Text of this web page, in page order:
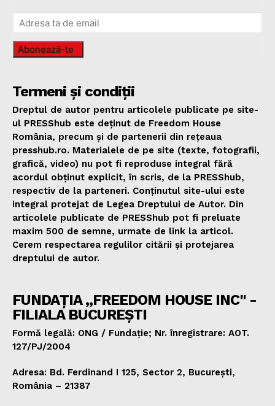
Abonează-te
Termeni și condiții
Dreptul de autor pentru articolele publicate pe site-
ul PRESShub este deținut de Freedom House
România, precum și de partenerii din rețeaua
presshub.ro. Materialele de pe site (texte, fotografii,
grafică, video) nu pot fi reproduse integral fără
acordul obținut explicit, în scris, de la PRESShub,
respectiv de la parteneri. Conținutul site-ului este
integral protejat de Legea Dreptului de Autor. Din
articolele publicate de PRESShub pot fi preluate
maxim 500 de semne, urmate de link la articol.
Cerem respectarea regulilor citării și protejarea
dreptului de autor.
FUNDAȚIA „FREEDOM HOUSE INC" -
FILIALA BUCUREȘTI
Formă legală: ONG / Fundație; Nr. înregistrare: AOT.
127/PJ/2004
Adresa: Bd. Ferdinand I 125, Sector 2, București,
România – 21387